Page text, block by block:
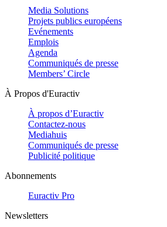
Media Solutions
Projets publics européens
Evénements
Emplois
Agenda
Communiqués de presse
Members’ Circle
À Propos d'Euractiv
À propos d’Euractiv
Contactez-nous
Mediahuis
Communiqués de presse
Publicité politique
Abonnements
Euractiv Pro
Newsletters